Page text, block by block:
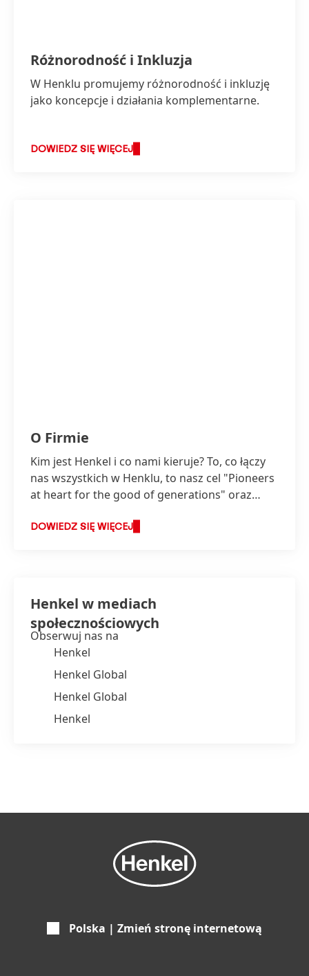
Różnorodność i Inkluzja
W Henklu promujemy różnorodność i inkluzję
jako koncepcje i działania komplementarne.
DOWIEDZ SIĘ WIĘCEJ
O Firmie
Kim jest Henkel i co nami kieruje? To, co łączy
nas wszystkich w Henklu, to nasz cel "Pioneers
at heart for the good of generations" oraz
DOWIEDZ SIĘ WIĘCEJ
Henkel w mediach
społecznościowych
Obserwuj nas na
Henkel
Henkel Global
Henkel Global
Henkel
Polska | Zmień stronę internetową